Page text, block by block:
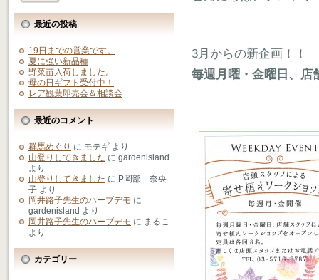
最近の投稿
19日までの営業です。
夏に強い新品種
野菜苗入荷しました。
母の日ギフト受付中！
レア観葉即売会＆相談会
最近のコメント
群馬めぐり に モテギ より
山登りしてきました に gardenisland
より
山登りしてきました に P岡部 奈央
子 より
岡井路子先生のハーブデモ に
gardenisland より
岡井路子先生のハーブデモ に まるこ
より
カテゴリー
3月からの新企画！！
毎週月曜・金曜日、店